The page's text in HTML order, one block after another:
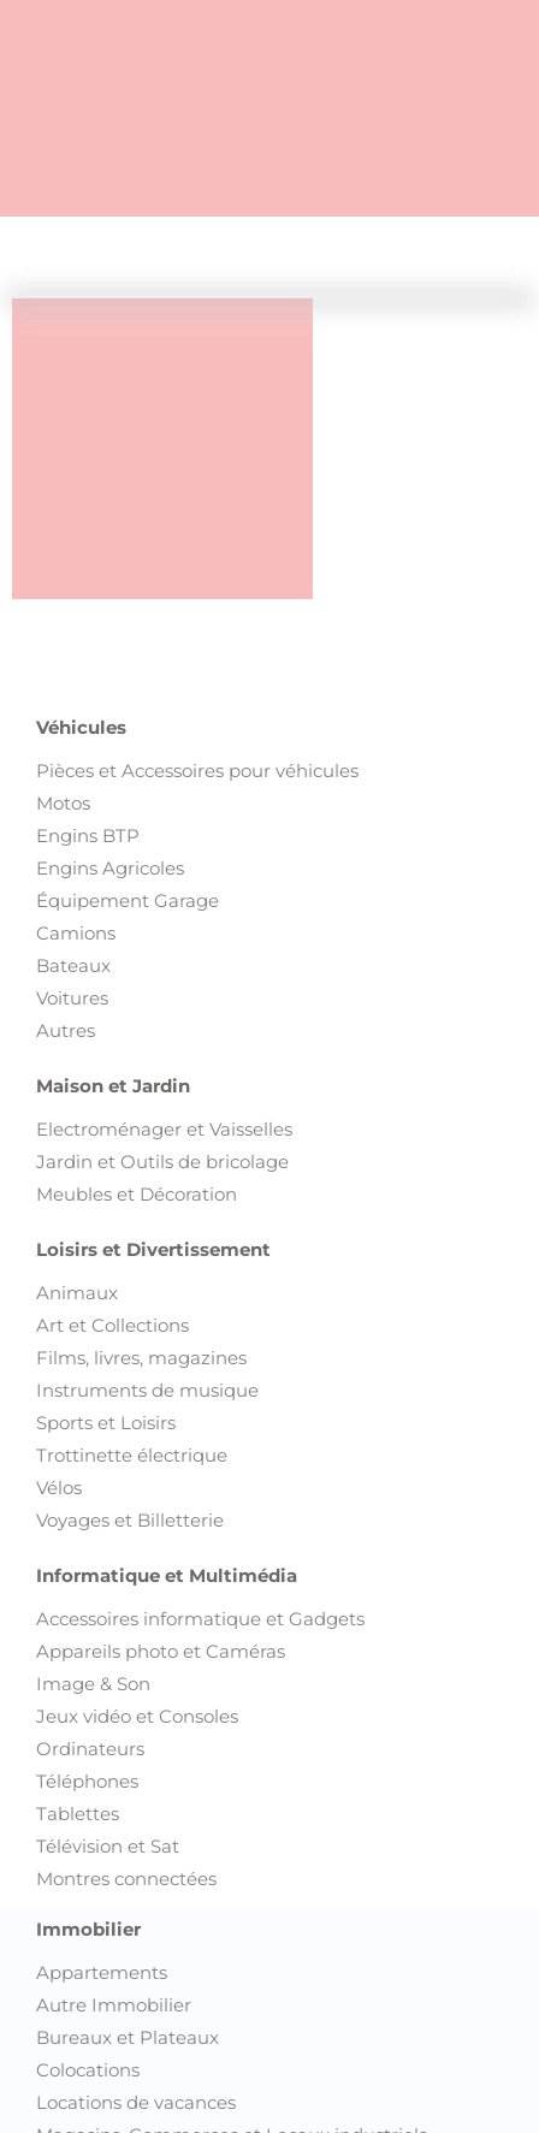
Véhicules
Pièces et Accessoires pour véhicules
Motos
Engins BTP
Engins Agricoles
Équipement Garage
Camions
Bateaux
Voitures
Autres
Maison et Jardin
Electroménager et Vaisselles
Jardin et Outils de bricolage
Meubles et Décoration
Loisirs et Divertissement
Animaux
Art et Collections
Films, livres, magazines
Instruments de musique
Sports et Loisirs
Trottinette électrique
Vélos
Voyages et Billetterie
Informatique et Multimédia
Accessoires informatique et Gadgets
Appareils photo et Caméras
Image & Son
Jeux vidéo et Consoles
Ordinateurs
Téléphones
Tablettes
Télévision et Sat
Montres connectées
Immobilier
Appartements
Autre Immobilier
Bureaux et Plateaux
Colocations
Locations de vacances